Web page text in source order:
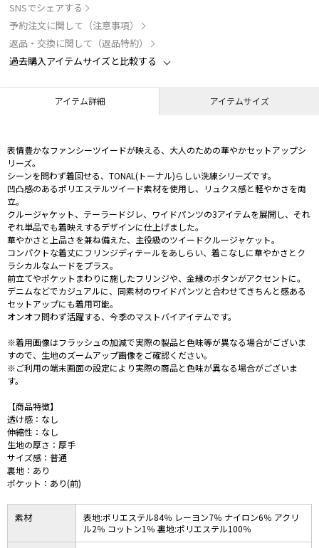
SNSでシェアする
予約注文に関して（注意事項）
返品・交換に関して（返品特約）
過去購入アイテムサイズと比較する
アイテム詳細 アイテムサイズ
表情豊かなファンシーツイードが映える、大人のための華やかセットアップシ
リーズ。
シーンを問わず着回せる、TONAL(トーナル)らしい洗練シリーズです。
凹凸感のあるポリエステルツイード素材を使用し、リュクス感と軽やかさを両
立。
クルージャケット、テーラードジレ、ワイドパンツの3アイテムを展開し、それ
ぞれ単品でも着映えするデザインに仕上げました。
華やかさと上品さを兼ね備えた、主役級のツイードクルージャケット。
コンパクトな着丈にフリンジディテールをあしらい、着こなしに華やかさとク
ラシカルなムードをプラス。
前立てやポケットまわりに施したフリンジや、金縁のボタンがアクセントに。
デニムなどでカジュアルに、同素材のワイドパンツと合わせてきちんと感ある
セットアップにも着用可能。
オンオフ問わず活躍する、今季のマストバイアイテムです。
※着用画像はフラッシュの加減で実際の製品と色味等が異なる場合がございま
すので、生地のズームアップ画像をご確認ください。
※ご利用の端末画面の設定により実際の商品と色味が異なる場合がございま
す。
【商品特徴】
透け感：なし
伸縮性：なし
生地の厚さ：厚手
サイズ感：普通
裏地：あり
ポケット：あり(前)
素材
表地:ポリエステル84％ レーヨン7％ ナイロン6％ アクリ
ル2％ コットン1％ 裏地:ポリエステル100％